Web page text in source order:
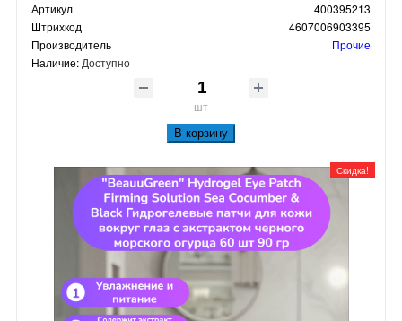
Артикул
400395213
Штрихкод
4607006903395
Производитель
Прочие
Наличие: Доступно
шт
В корзину
Скидка!